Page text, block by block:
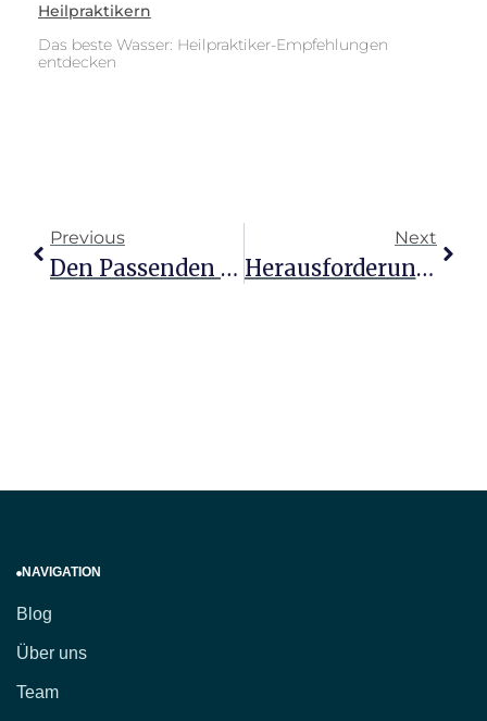
Heilpraktikern
Das beste Wasser: Heilpraktiker-Empfehlungen
entdecken
Previous
Den Passenden Heilpraktiker Finden: Ihr Wegweiser Zum Erfolg
Next
Herausforderung Heilpraktikerprüfung: Dein Weg Zum Erfolg
NAVIGATION
Blog
Über uns
Team